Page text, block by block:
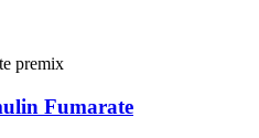
Fumarate